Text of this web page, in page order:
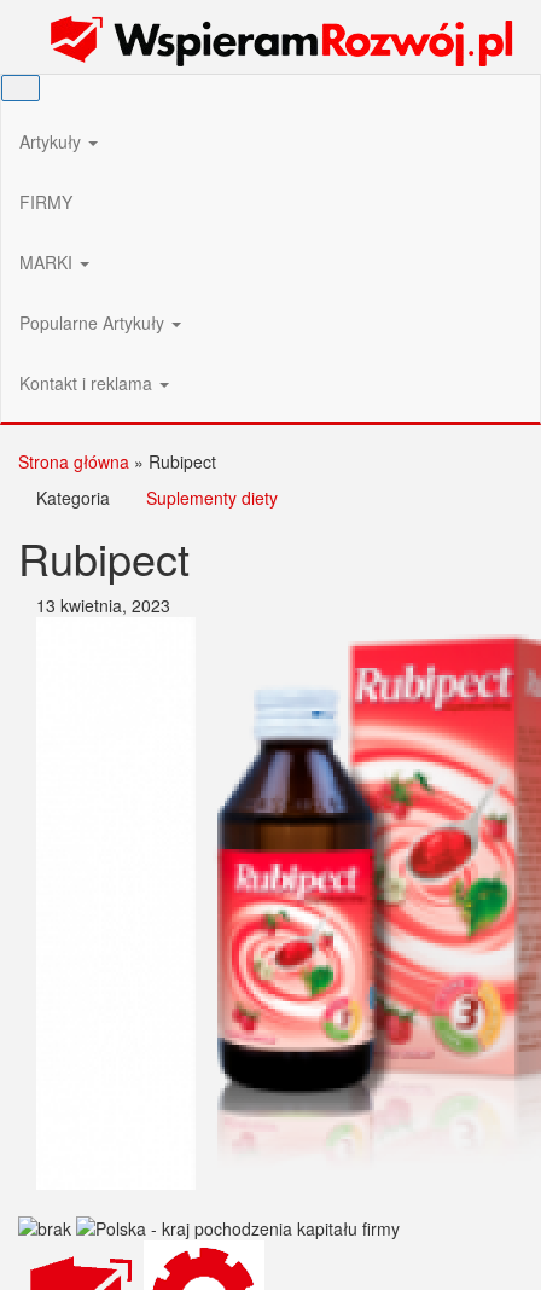
Wspieram Rozwój PL
Artykuły
FIRMY
MARKI
Popularne Artykuły
Kontakt i reklama
Strona główna » Rubipect
Kategoria
Suplementy diety
Rubipect
13 kwietnia, 2023